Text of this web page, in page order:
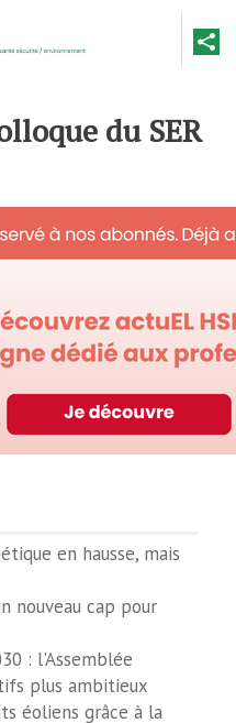
du SER
en hausse, mais
nouveau cap pour
: l'Assemblée
plus ambitieux
éoliens grâce à la